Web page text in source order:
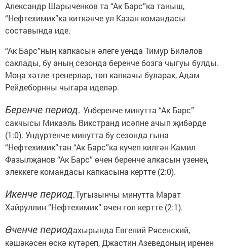
Александр Шарыченков та “Ак Барс”ка таныш,
“Нефтехимик”ка киткәнче ул Казан командасы
составында иде.
“Ак Барс”ның капкасын әлеге уенда Тимур Биләлов
саклады, бу аның сезонда беренче бозга чыгуы булды.
Моңа хәтле тренерлар, төп капкачы буларак, Адам
Рейдеборнны чыгара иделәр.
Беренче период. Унберенче минутта “Ак Барс”
сакчысы Микаэль Викстранд исәпне ачып җибәрде
(1:0). Ундүртенче минутта бу сезонда гына
“Нефтехимик”тан “Ак Барс”ка күчеп килгән Камил
Фазылҗанов “Ак Барс” өчен беренче алкасын үзенең
элеккеге командасы капкасына кертте (2:0).
Икенче период.Тугызынчы минутта Марат
Хәйруллин “Нефтехимик” өчен гол кертте (2:1).
Өченче периодахырында Евгений Рясенский,
кәшәкәсен өскә күтәреп, Джастин Азеведоның иренен